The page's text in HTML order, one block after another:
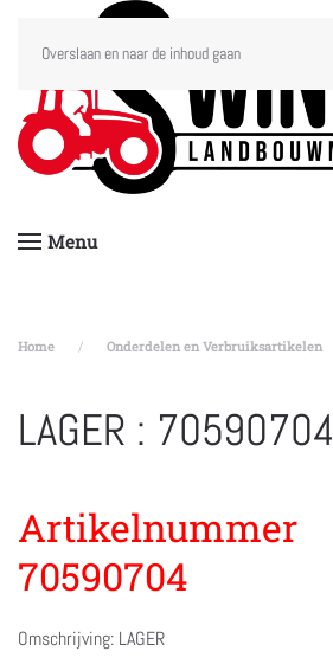
Overslaan en naar de inhoud gaan
Menu
Home Onderdelen en Verbruiksartikelen
LAGER : 70590704
Artikelnummer
70590704
Omschrijving: LAGER